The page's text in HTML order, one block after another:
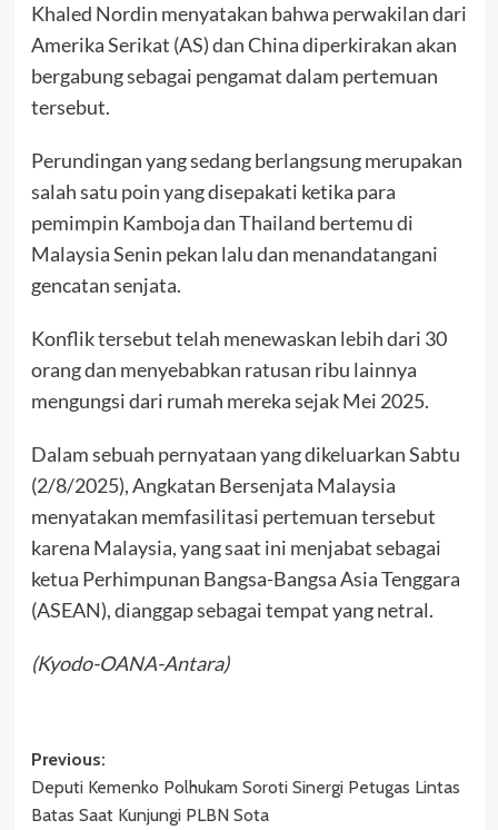
Khaled Nordin menyatakan bahwa perwakilan dari
Amerika Serikat (AS) dan China diperkirakan akan
bergabung sebagai pengamat dalam pertemuan
tersebut.
Perundingan yang sedang berlangsung merupakan
salah satu poin yang disepakati ketika para
pemimpin Kamboja dan Thailand bertemu di
Malaysia Senin pekan lalu dan menandatangani
gencatan senjata.
Konflik tersebut telah menewaskan lebih dari 30
orang dan menyebabkan ratusan ribu lainnya
mengungsi dari rumah mereka sejak Mei 2025.
Dalam sebuah pernyataan yang dikeluarkan Sabtu
(2/8/2025), Angkatan Bersenjata Malaysia
menyatakan memfasilitasi pertemuan tersebut
karena Malaysia, yang saat ini menjabat sebagai
ketua Perhimpunan Bangsa-Bangsa Asia Tenggara
(ASEAN), dianggap sebagai tempat yang netral.
(Kyodo-OANA-Antara)
Post
navigation
Previous:
Deputi Kemenko Polhukam Soroti Sinergi Petugas Lintas
Batas Saat Kunjungi PLBN Sota